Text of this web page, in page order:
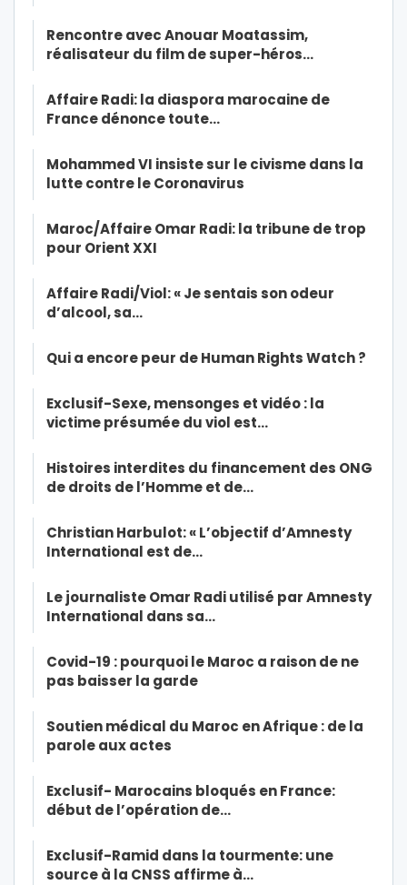
Rencontre avec Anouar Moatassim,
réalisateur du film de super-héros…
Affaire Radi: la diaspora marocaine de
France dénonce toute…
Mohammed VI insiste sur le civisme dans la
lutte contre le Coronavirus
Maroc/Affaire Omar Radi: la tribune de trop
pour Orient XXI
Affaire Radi/Viol: « Je sentais son odeur
d’alcool, sa…
Qui a encore peur de Human Rights Watch ?
Exclusif-Sexe, mensonges et vidéo : la
victime présumée du viol est…
Histoires interdites du financement des ONG
de droits de l’Homme et de…
Christian Harbulot: « L’objectif d’Amnesty
International est de…
Le journaliste Omar Radi utilisé par Amnesty
International dans sa…
Covid-19 : pourquoi le Maroc a raison de ne
pas baisser la garde
Soutien médical du Maroc en Afrique : de la
parole aux actes
Exclusif- Marocains bloqués en France:
début de l’opération de…
Exclusif-Ramid dans la tourmente: une
source à la CNSS affirme à…